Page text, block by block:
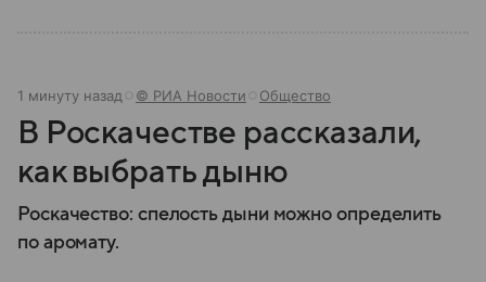
1 минуту назад © РИА Новости Общество
В Роскачестве рассказали,
как выбрать дыню
Роскачество: спелость дыни можно определить
по аромату.